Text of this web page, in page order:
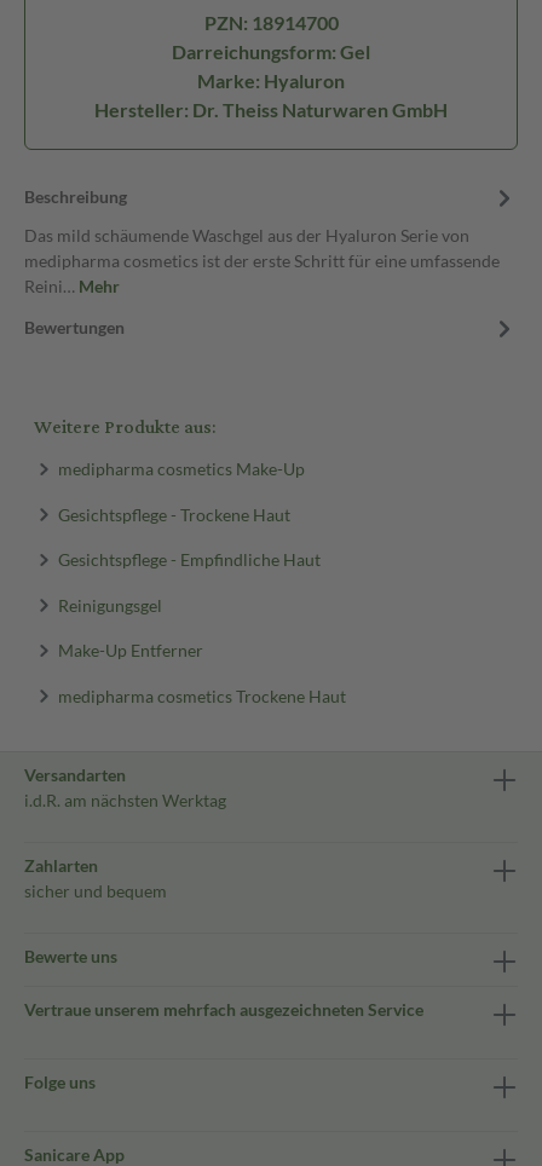
PZN: 18914700
Darreichungsform: Gel
Marke: Hyaluron
Hersteller: Dr. Theiss Naturwaren GmbH
Beschreibung
Das mild schäumende Waschgel aus der Hyaluron Serie von
medipharma cosmetics ist der erste Schritt für eine umfassende
Reini… Mehr
Bewertungen
Weitere Produkte aus:
medipharma cosmetics Make-Up
Gesichtspflege - Trockene Haut
Gesichtspflege - Empfindliche Haut
Reinigungsgel
Make-Up Entferner
medipharma cosmetics Trockene Haut
Versandarten
i.d.R. am nächsten Werktag
Zahlarten
sicher und bequem
Bewerte uns
Vertraue unserem mehrfach ausgezeichneten Service
Folge uns
Sanicare App